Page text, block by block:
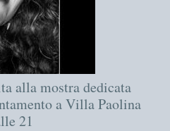
alla mostra dedicata
a Villa Paolina
21